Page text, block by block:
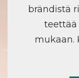
brändistä
teettää
mukaan.